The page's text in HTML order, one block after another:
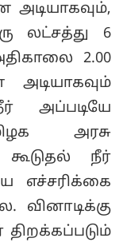
அடியாகவும்,
லட்சத்து 6
2.00
அப்படியே
அரசு
கூடுதல் நீர்
எச்சரிக்கை
வினாடிக்கு